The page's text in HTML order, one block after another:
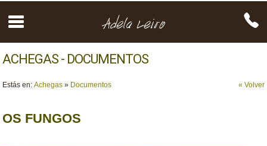
ACHEGAS - DOCUMENTOS
« Volver
Estás en:Achegas » Documentos
OS FUNGOS